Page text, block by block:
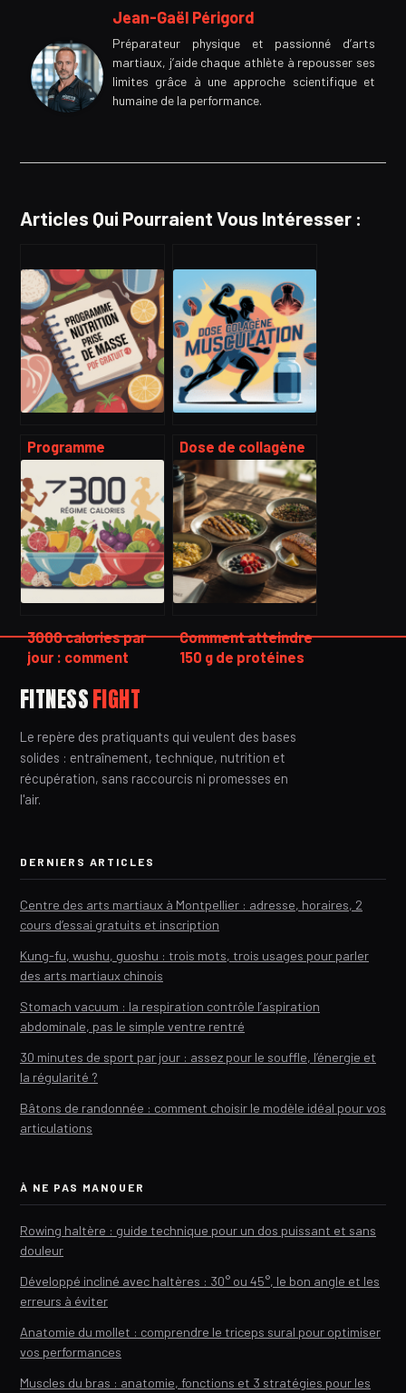
Jean-Gaël Périgord
Préparateur physique et passionné d’arts
martiaux, j’aide chaque athlète à repousser ses
limites grâce à une approche scientifique et
humaine de la performance.
Articles Qui Pourraient Vous Intéresser :
Programme
masse pdf gratuit
pour musculation
efficace
Dose de collagène
par jour en
musculation :
combien en
prendre vraiment
3000 calories par
jour : comment
alimentaire
Comment atteindre
150 g de protéines
saturer
FITNESSFIGHT
Le repère des pratiquants qui veulent des bases
solides : entraînement, technique, nutrition et
récupération, sans raccourcis ni promesses en
l'air.
DERNIERS ARTICLES
Centre des arts martiaux à Montpellier : adresse, horaires, 2
cours d’essai gratuits et inscription
Kung-fu, wushu, guoshu : trois mots, trois usages pour parler
des arts martiaux chinois
Stomach vacuum : la respiration contrôle l’aspiration
abdominale, pas le simple ventre rentré
30 minutes de sport par jour : assez pour le souffle, l’énergie et
la régularité ?
Bâtons de randonnée : comment choisir le modèle idéal pour vos
articulations
À NE PAS MANQUER
Rowing haltère : guide technique pour un dos puissant et sans
douleur
Développé incliné avec haltères : 30° ou 45°, le bon angle et les
erreurs à éviter
Anatomie du mollet : comprendre le triceps sural pour optimiser
vos performances
Muscles du bras : anatomie, fonctions et 3 stratégies pour les